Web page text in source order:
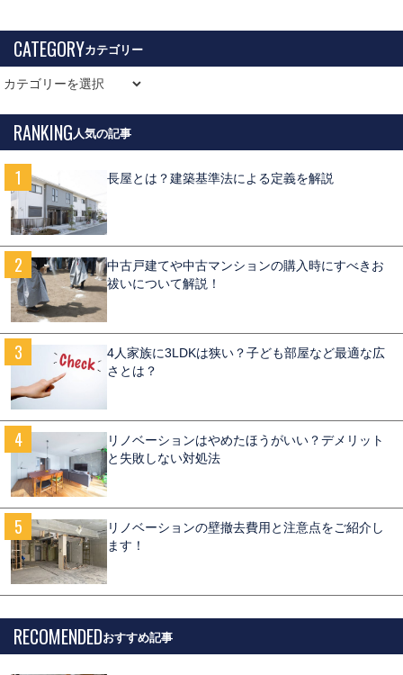
CATEGORY
RANKING
長屋とは？建築基準法による定義を解説
中古戸建てや中古マンションの購入時にすべきお
祓いについて解説！
4人家族に3LDKは狭い？子ども部屋など最適な広
さとは？
リノベーションはやめたほうがいい？デメリット
と失敗しない対処法
リノベーションの壁撤去費用と注意点をご紹介し
ます！
RECOMENDED